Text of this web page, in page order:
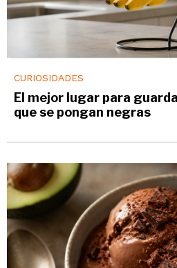
CURIOSIDADES
El mejor lugar para
que se pongan negras